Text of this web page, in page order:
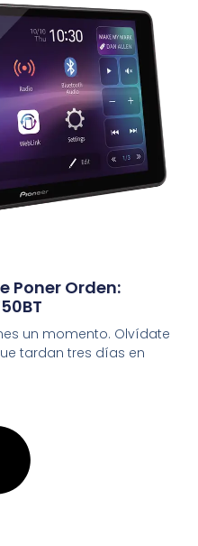
Poner Orden:
un momento. Olvídate
tardan tres días en